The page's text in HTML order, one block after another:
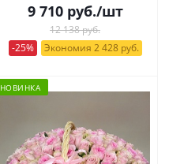
9 710руб./шт
12 138 руб.
-25%
Экономия 2 428 руб.
НОВИНКА